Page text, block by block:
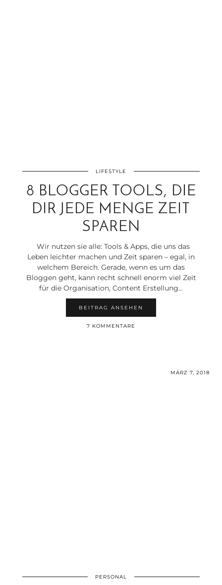
LIFESTYLE
8 BLOGGER TOOLS, DIE
DIR JEDE MENGE ZEIT
SPAREN
Wir nutzen sie alle: Tools & Apps, die uns das
Leben leichter machen und Zeit sparen – egal, in
welchem Bereich. Gerade, wenn es um das
Bloggen geht, kann recht schnell enorm viel Zeit
für die Organisation, Content Erstellung…
BEITRAG ANSEHEN
7 KOMMENTARE
MÄRZ 7, 2018
PERSONAL